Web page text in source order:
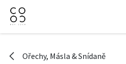
Přejít na obsah
Ořechy, Másla & Snídaně